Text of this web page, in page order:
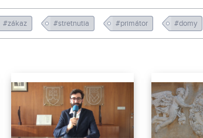
#zákaz #stretnutia #primátor #domy